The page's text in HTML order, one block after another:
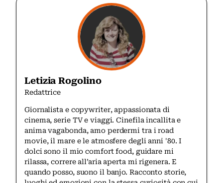
Letizia Rogolino
Redattrice
Giornalista e copywriter, appassionata di
cinema, serie TV e viaggi. Cinefila incallita e
anima vagabonda, amo perdermi tra i road
movie, il mare e le atmosfere degli anni '80. I
dolci sono il mio comfort food, guidare mi
rilassa, correre all’aria aperta mi rigenera. E
quando posso, suono il banjo. Racconto storie,